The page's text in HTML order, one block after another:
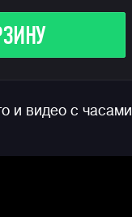
в
в
для
интервалы
и видео с часами